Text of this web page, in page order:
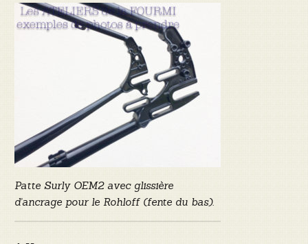
Patte Surly OEM2 avec glissière
d’ancrage pour le Rohloff (fente du bas).